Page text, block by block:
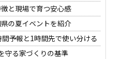
と現場で育つ安心感
の夏イベントを紹介
予報と1時間先で使い分ける
守る家づくりの基準